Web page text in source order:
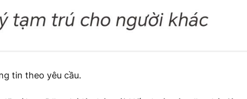
tin theo yêu cầu.